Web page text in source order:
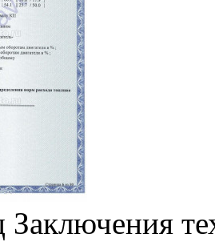
Заключения